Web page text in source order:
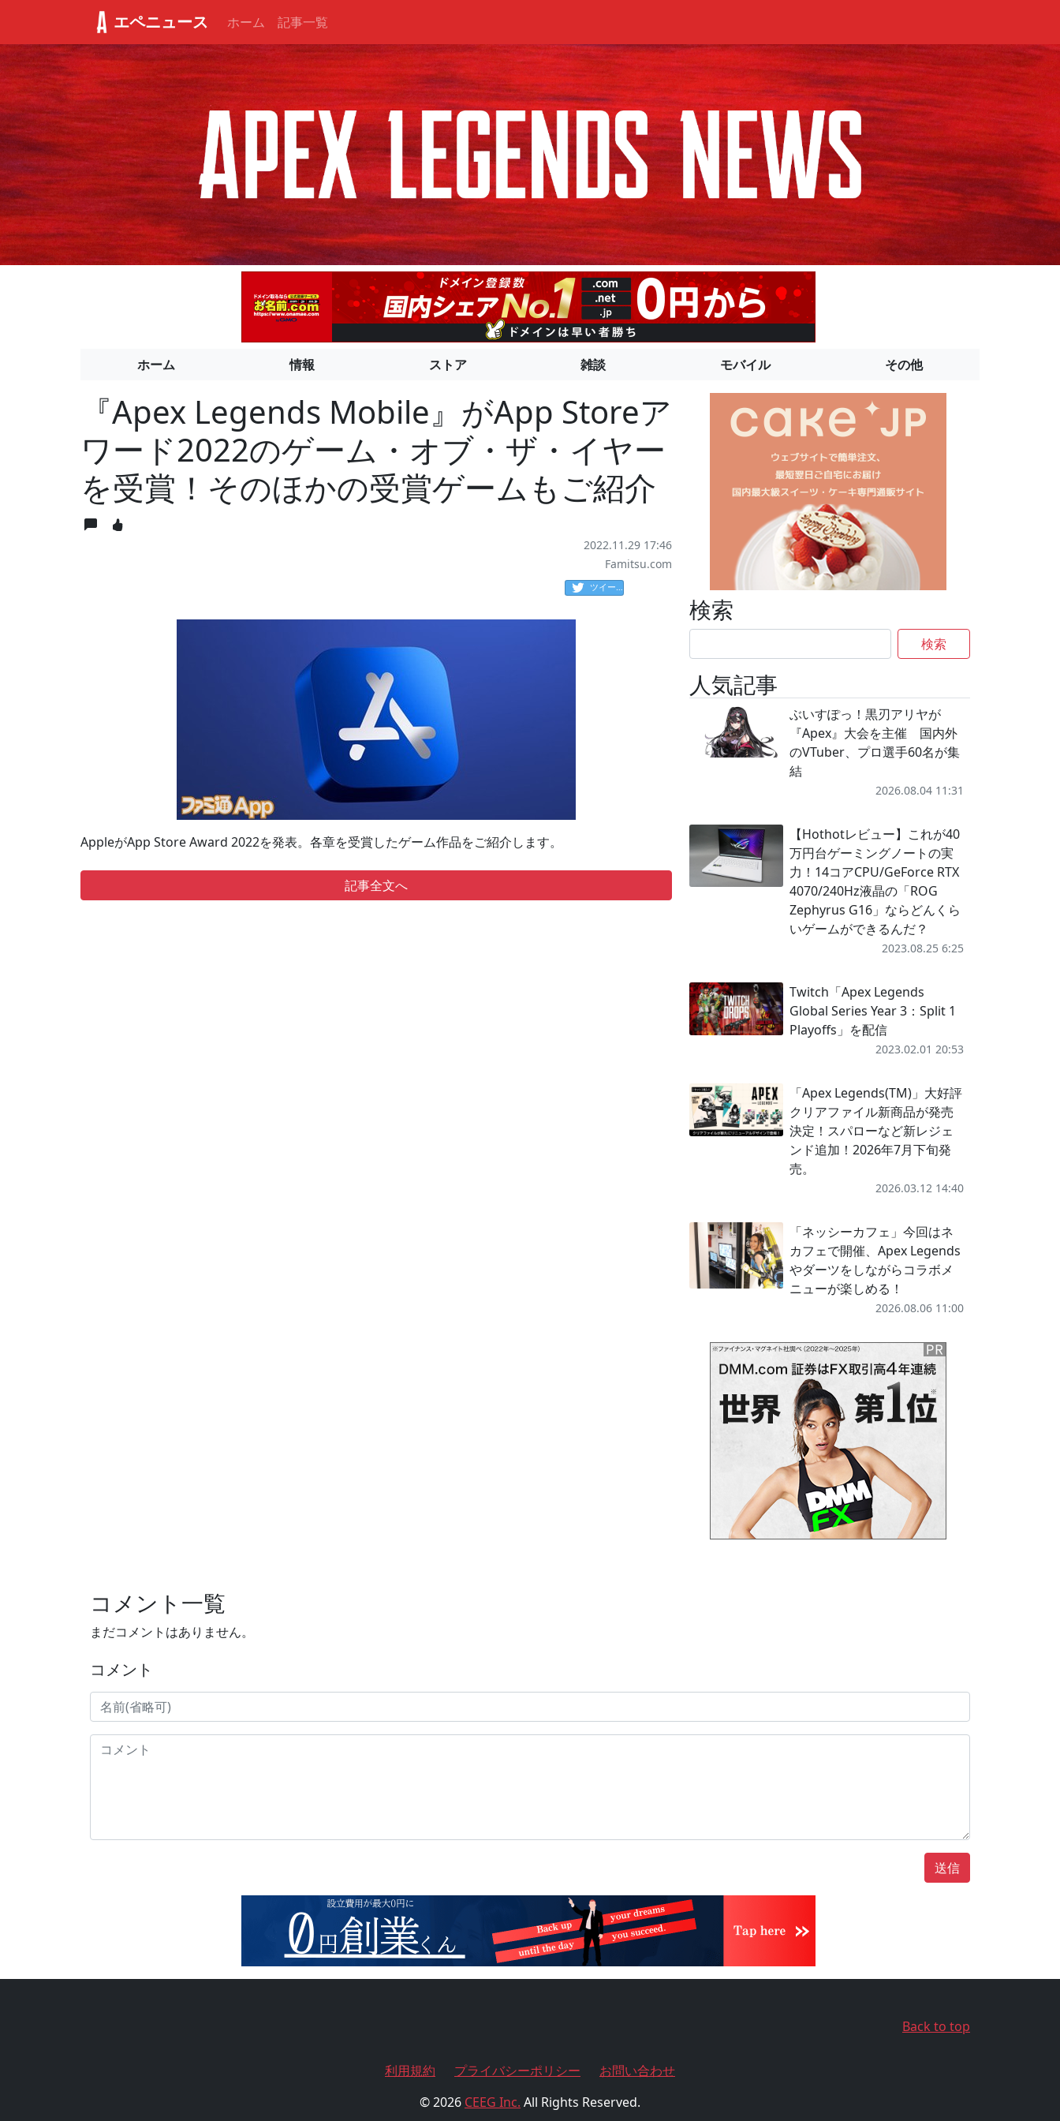
エペニュース ホーム 記事一覧
ホーム 情報 ストア 雑談 モバイル その他
『Apex Legends Mobile』がApp Storeア
ワード2022のゲーム・オブ・ザ・イヤー
を受賞！そのほかの受賞ゲームもご紹介
2022.11.29 17:46
Famitsu.com
ツイート
AppleがApp Store Award 2022を発表。各章を受賞したゲーム作品をご紹介します。
記事全文へ
検索
検索
人気記事
ぶいすぽっ！黒刃アリヤが
『Apex』大会を主催 国内外
のVTuber、プロ選手60名が集
結
2026.08.04 11:31
【Hothotレビュー】これが40
万円台ゲーミングノートの実
力！14コアCPU/GeForce RTX
4070/240Hz液晶の「ROG
Zephyrus G16」ならどんくら
いゲームができるんだ？
2023.08.25 6:25
Twitch「Apex Legends
Global Series Year 3：Split 1
Playoffs」を配信
2023.02.01 20:53
「Apex Legends(TM)」大好評
クリアファイル新商品が発売
決定！スパローなど新レジェ
ンド追加！2026年7月下旬発
売。
2026.03.12 14:40
「ネッシーカフェ」今回はネ
カフェで開催、Apex Legends
やダーツをしながらコラボメ
ニューが楽しめる！
2026.08.06 11:00
コメント一覧
まだコメントはありません。
コメント
送信
Back to top
利用規約 プライバシーポリシー
お問い合わせ
© 2026 CEEG Inc. All Rights Reserved.